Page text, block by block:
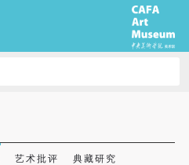
艺术批评 典藏研究